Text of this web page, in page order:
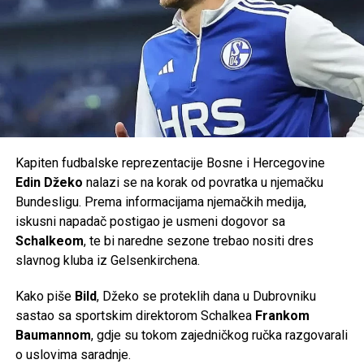
godinama. Evropa ne dolazi slučajno – dolazi zato što je
Cazin svojim radom, organizacijom i sportskom
atmosferom to zaslužio.
Pred nama su novi evropski izazovi, nove utakmice i nova
prilika da pokažemo zašto je Krajina prepoznata kao dom
vrhunskog futsala.
Podržimo pravi krajiški sportski brend u novom
evropskom pohodu. Budimo dio priče koja se ispisuje
pred našim očima.
Vidimo se u Cazinu!
Tweet Share
Kapiten fudbalske reprezentacije Bosne i Hercegovine
Edin Džeko nalazi se na korak od povratka u njemačku
Bundesligu. Prema informacijama njemačkih medija,
iskusni napadač postigao je usmeni dogovor sa
Schalkeom, te bi naredne sezone trebao nositi dres
slavnog kluba iz Gelsenkirchena.
Kako piše Bild, Džeko se proteklih dana u Dubrovniku
sastao sa sportskim direktorom Schalkea Frankom
Baumannom, gdje su tokom zajedničkog ručka razgovarali
o uslovima saradnje.